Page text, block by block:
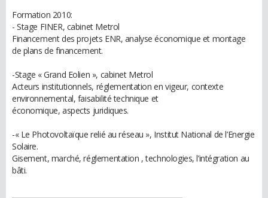
Formation 2010:
- Stage FINER, cabinet Metrol
Financement des projets ENR, analyse économique et montage
de plans de financement.
-Stage « Grand Eolien », cabinet Metrol
Acteurs institutionnels, réglementation en vigeur, contexte
environnemental, faisabilité technique et
économique, aspects juridiques.
-« Le Photovoltaïque relié au réseau », Institut National de l’Energie
Solaire.
Gisement, marché, réglementation , technologies, l’intégration au
bâti.